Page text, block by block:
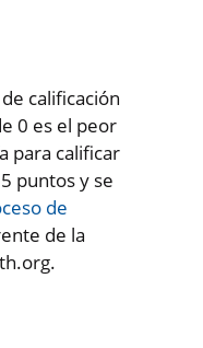
calificación
0 es el peor
para calificar
puntos y se
de
de la